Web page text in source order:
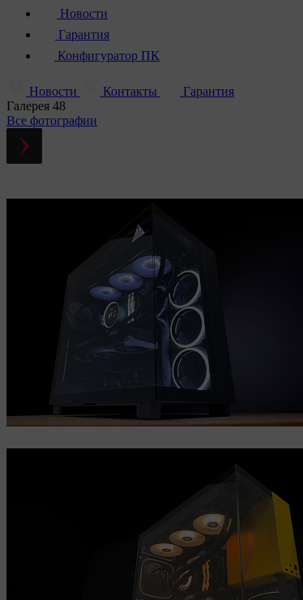
Новости
Гарантия
Конфигуратор ПК
Новости Контакты
Гарантия
Галерея 48
Все фотографии